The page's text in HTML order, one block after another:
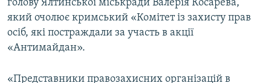
Усі сайти RFE/RL
голову Ялтинської міськради Валерія Косарева,
який очолює кримський «Комітет із захисту прав
осіб, які постраждали за участь в акції
«Антимайдан».
«Представники правозахисних організацій в